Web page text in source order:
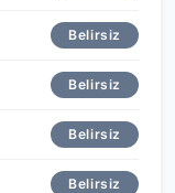
Belirsiz
Belirsiz
Belirsiz
Belirsiz